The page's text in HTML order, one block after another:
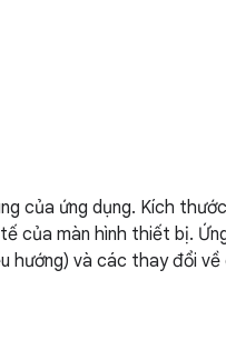
của ứng dụng. Kích
của màn hình thiết bị.
hướng) và các thay đổi về